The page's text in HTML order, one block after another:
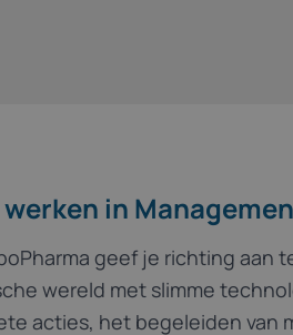
in
geef je richting
wereld met slimme
acties, het begeleiden van